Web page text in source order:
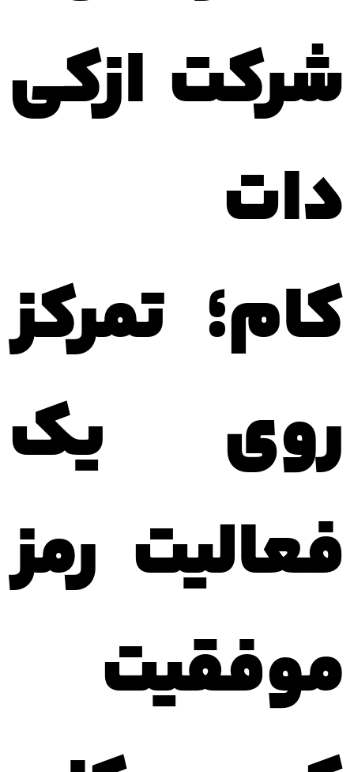
شرکت ازکی
دات
کام؛ تمرکز
روی یک
فعالیت رمز
موفقیت